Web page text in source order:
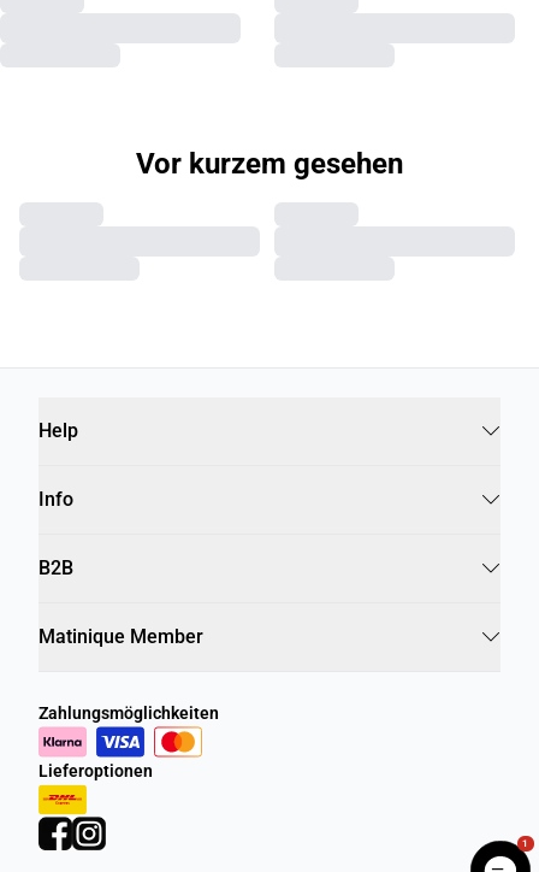
Vor kurzem gesehen
Help
Info
B2B
Matinique Member
Zahlungsmöglichkeiten
Lieferoptionen
1